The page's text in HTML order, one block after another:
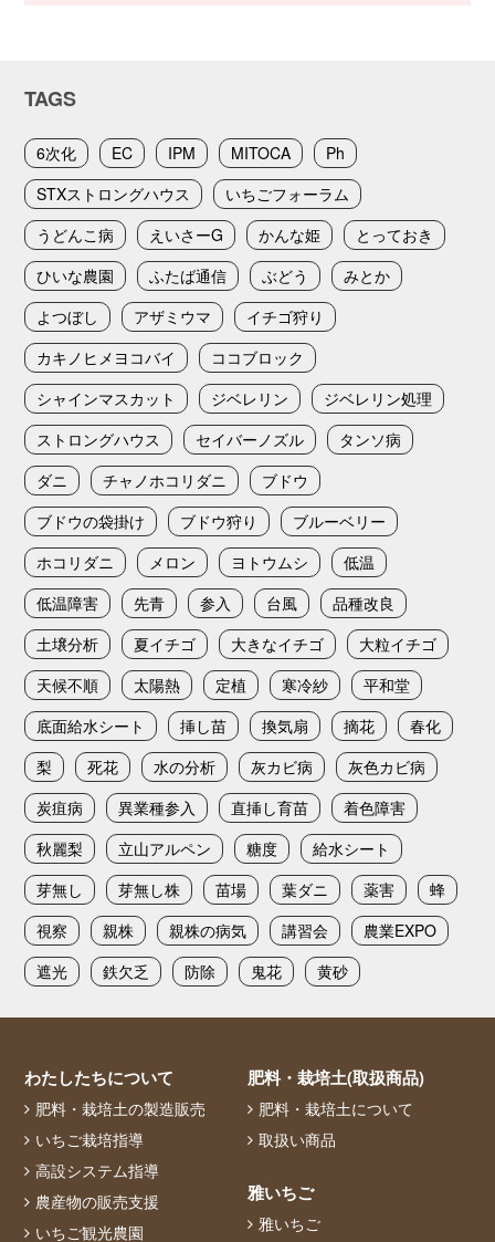
TAGS
6次化 EC IPM MITOCA
Ph
STXストロングハウス
いちごフォーラム
うどんこ病
えいさーG かんな姫
とっておき
ひいな農園
ふたば通信 ぶどう
みとか
よつぼし
アザミウマ
イチゴ狩り
カキノヒメヨコバイ
ココブロック
シャインマスカット
ジベレリン
ジベレリン処理
ストロングハウス
セイバーノズル
タンソ病
ダニ
チャノホコリダニ
ブドウ
ブドウの袋掛け
ブドウ狩り
ブルーベリー
ホコリダニ
メロン ヨトウムシ
低温
低温障害
先青 参入 台風
品種改良
土壌分析
夏イチゴ 大きなイチゴ
大粒イチゴ
天候不順
太陽熱 定植 寒冷紗
平和堂
底面給水シート
挿し苗 換気扇 摘花
春化
梨
死花 水の分析 灰カビ病
灰色カビ病
炭疽病
異業種参入 直挿し育苗
着色障害
秋麗梨
立山アルペン 糖度
給水シート
芽無し
芽無し株 苗場 葉ダニ 薬害
蜂
視察
親株 親株の病気 講習会
農業EXPO
遮光
鉄欠乏 防除 鬼花 黄砂
わたしたちについて
肥料・栽培土の製造販売
いちご栽培指導
高設システム指導
農産物の販売支援
いちご観光農園
肥料・栽培土(取扱商品)
肥料・栽培土について
取扱い商品
雅いちご
雅いちご